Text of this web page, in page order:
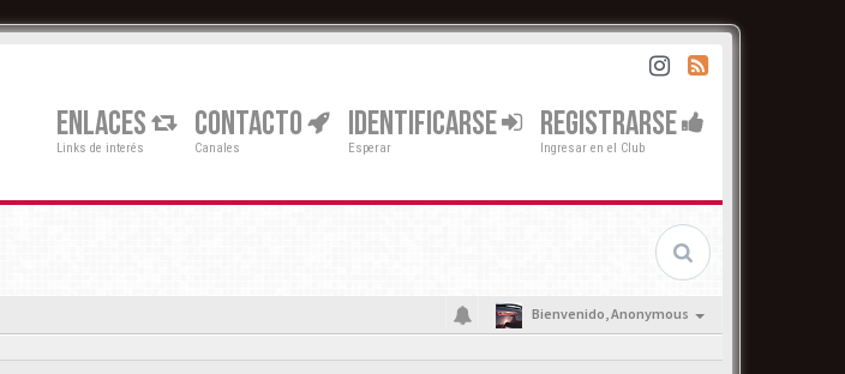
ENLACES
Links de interés
CONTACTO
Canales
IDENTIFICARSE
Esperar
REGISTRARSE
Ingresar en el Club
Bienvenido,Anonymous